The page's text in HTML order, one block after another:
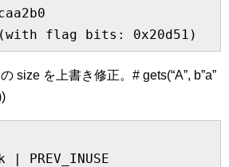
(with flag bits: 0x20d51)
size を上書き修正。# gets(“A”, b”a”
PREV_INUSE